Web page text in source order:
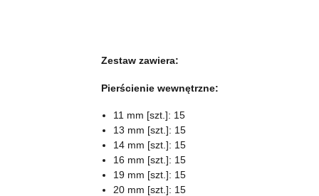
Zestaw zawiera:
Pierścienie wewnętrzne:
11 mm [szt.]: 15
13 mm [szt.]: 15
14 mm [szt.]: 15
16 mm [szt.]: 15
19 mm [szt.]: 15
20 mm [szt.]: 15